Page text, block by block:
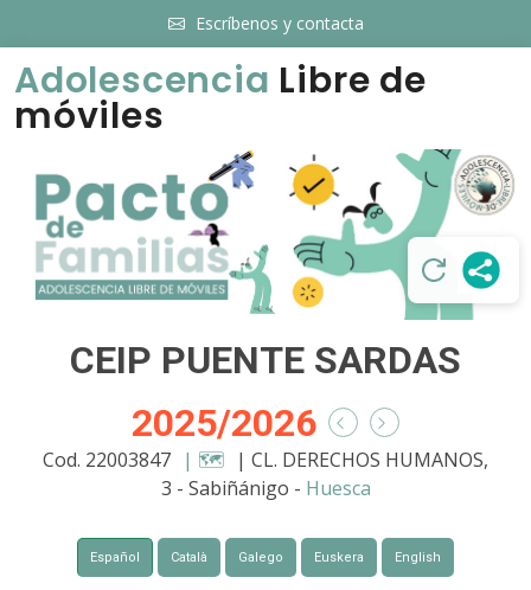
Escríbenos y contacta
Adolescencia Libre de
móviles
CEIP PUENTE SARDAS
2025/2026
Cod. 22003847 | 🗺️ | CL. DERECHOS HUMANOS,
3 - Sabiñánigo - Huesca
Español Català Galego Euskera English